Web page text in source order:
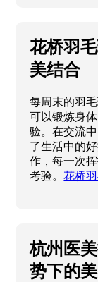
花桥羽
美结合
每周末的羽
可以锻炼身
验。在交流
了生活中的
作，每一次
考验。花桥
杭州医
势下的